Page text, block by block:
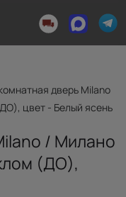
дверь Milano
цвет - Белый ясень
/ Милано
(ДО),